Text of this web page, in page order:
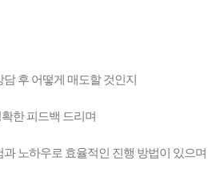
후 어떻게 매도할 것인지
한 피드백 드리며
노하우로 효율적인 진행 방법이 있으며